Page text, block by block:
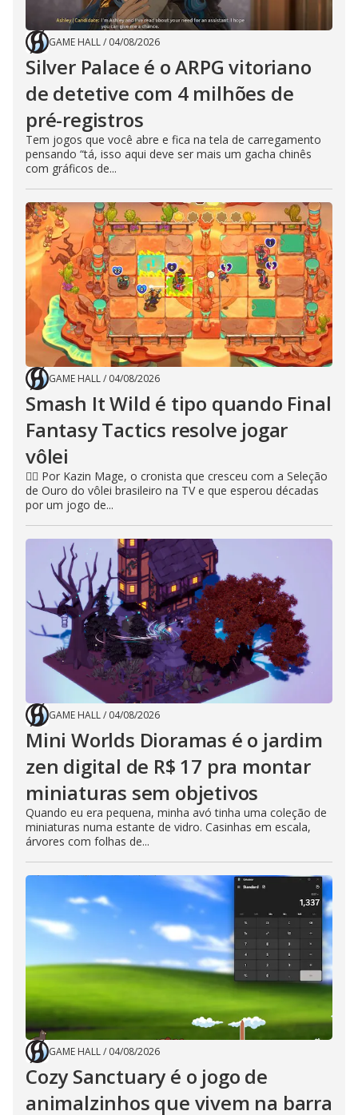
GAME HALL/ 04/08/2026
Silver Palace é o ARPG vitoriano
de detetive com 4 milhões de
pré-registros
Tem jogos que você abre e fica na tela de carregamento
pensando “tá, isso aqui deve ser mais um gacha chinês
com gráficos de...
GAME HALL/ 04/08/2026
Smash It Wild é tipo quando Final
Fantasy Tactics resolve jogar
vôlei
🧙‍♂️ Por Kazin Mage, o cronista que cresceu com a Seleção
de Ouro do vôlei brasileiro na TV e que esperou décadas
por um jogo de...
GAME HALL/ 04/08/2026
Mini Worlds Dioramas é o jardim
zen digital de R$ 17 pra montar
miniaturas sem objetivos
Quando eu era pequena, minha avó tinha uma coleção de
miniaturas numa estante de vidro. Casinhas em escala,
árvores com folhas de...
GAME HALL/ 04/08/2026
Cozy Sanctuary é o jogo de
animalzinhos que vivem na barra